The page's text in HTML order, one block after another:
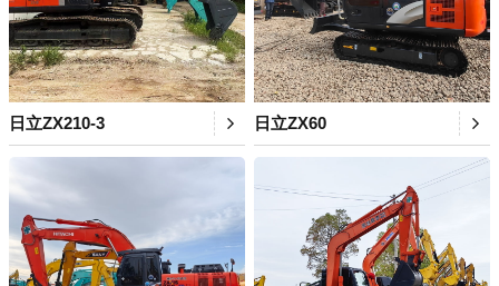
日立ZX210-3 日立ZX60